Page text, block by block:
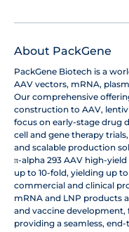
About PackGene
PackGene Biotech is a
AAV vectors, mRNA,
Our comprehensive
construction to AAV,
focus on early-stage drug
cell and gene therapy
and scalable production
π-alpha 293 AAV high-
up to 10-fold, yielding up
commercial and clinical
mRNA and LNP products
and vaccine
providing a seamless,